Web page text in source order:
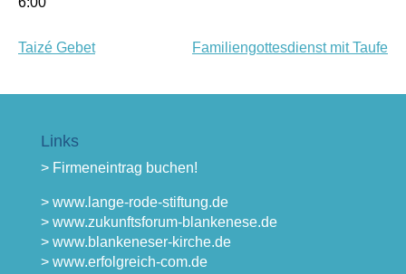
Taizé Gebet Familiengottesdienst mit Taufe
Links
> Firmeneintrag buchen!
> www.lange-rode-stiftung.de
> www.zukunftsforum-blankenese.de
> www.blankeneser-kirche.de
> www.erfolgreich-com.de